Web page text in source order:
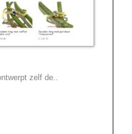
zelf de..